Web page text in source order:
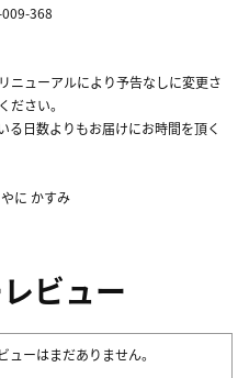
368
ニューアルにより予告なしに変更さ
さい。
日数よりもお届けにお時間を頂く
に かすみ
ビュー
ーはまだありません。